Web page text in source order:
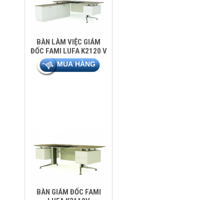
BÀN LÀM VIỆC GIÁM
ĐỐC FAMI LUFA K2120 V
BÀN GIÁM ĐỐC FAMI